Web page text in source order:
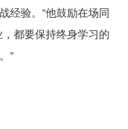
经验。”他鼓励在场同
都要保持终身学习的
”